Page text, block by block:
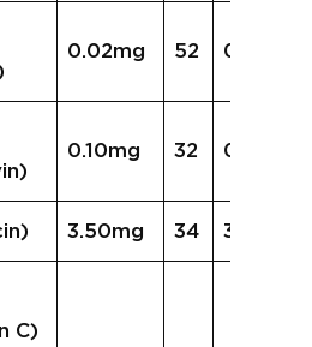
0.02mg 52 0.05mg
0.10mg 32 0.14mg
3.50mg 34 3.43mg
C)